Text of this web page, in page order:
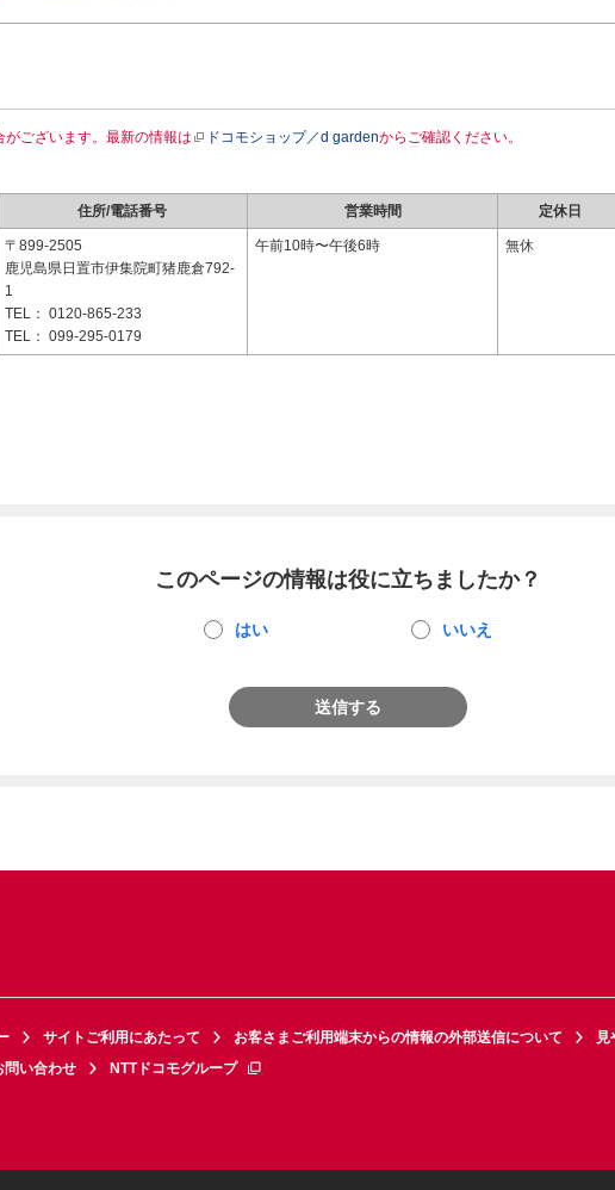
ございます。最新の情報は ドコモショップ／d gardenからご確認ください。
住所/電話番号 営業時間 定休日
〒899-2505
鹿児島県日置市伊集院町猪鹿倉792-
1
TEL： 0120-865-233
TEL： 099-295-0179
午前10時〜午後6時 無休
このページの情報は役に立ちましたか？
はい いいえ
送信する
サイトご利用にあたって お客さまご利用端末からの情報の外部送信について
見
問い合わせ NTTドコモグループ